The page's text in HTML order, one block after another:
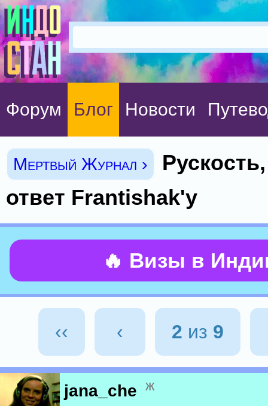
Форум Блог Новости
Мертвый Журнал ›
ответ Frantishak'у
🔥 Визы в
‹‹ ‹ 2 из 9
jana_che ж